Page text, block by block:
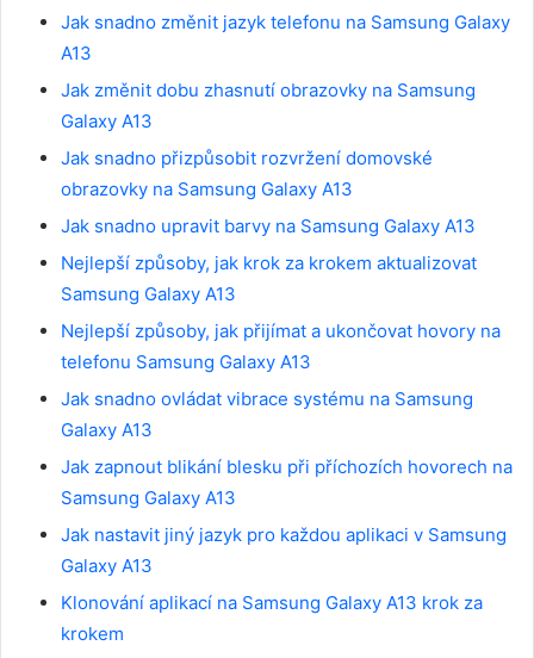
Jak snadno změnit jazyk telefonu na Samsung Galaxy
A13
Jak změnit dobu zhasnutí obrazovky na Samsung
Galaxy A13
Jak snadno přizpůsobit rozvržení domovské
obrazovky na Samsung Galaxy A13
Jak snadno upravit barvy na Samsung Galaxy A13
Nejlepší způsoby, jak krok za krokem aktualizovat
Samsung Galaxy A13
Nejlepší způsoby, jak přijímat a ukončovat hovory na
telefonu Samsung Galaxy A13
Jak snadno ovládat vibrace systému na Samsung
Galaxy A13
Jak zapnout blikání blesku při příchozích hovorech na
Samsung Galaxy A13
Jak nastavit jiný jazyk pro každou aplikaci v Samsung
Galaxy A13
Klonování aplikací na Samsung Galaxy A13 krok za
krokem